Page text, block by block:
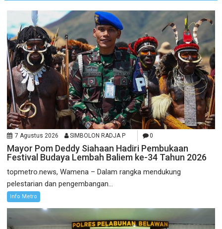
7 Agustus 2026 SIMBOLON RADJA P 0
Mayor Pom Deddy Siahaan Hadiri Pembukaan
Festival Budaya Lembah Baliem ke-34 Tahun 2026
topmetro.news, Wamena – Dalam rangka mendukung
pelestarian dan pengembangan...
Info Metro